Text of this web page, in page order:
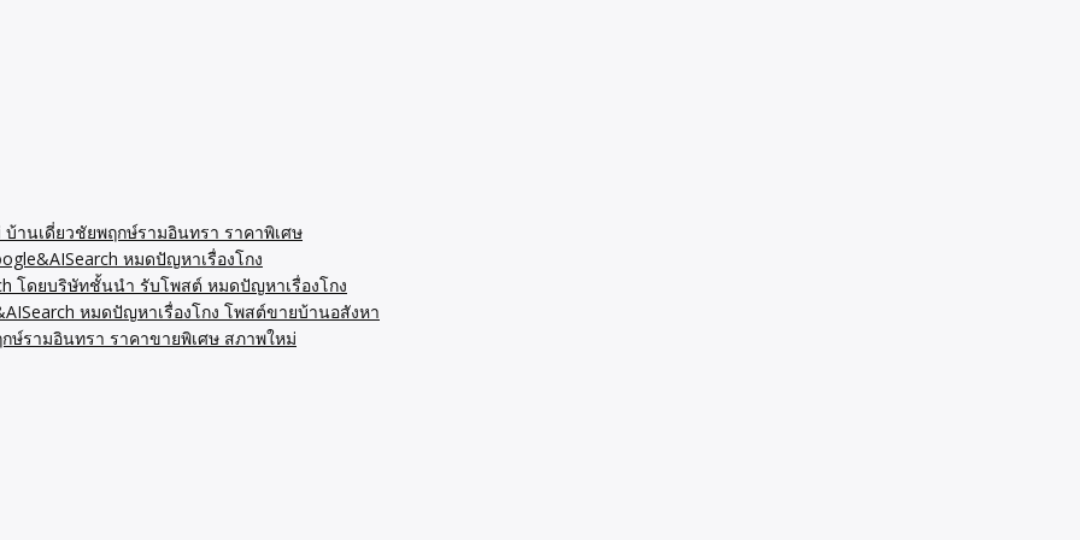
านเดี่ยวชัยพฤกษ์รามอินทรา ราคาพิเศษ
หมดปัญหาเรื่องโกง
โดยบริษัทชั้นนำ รับโพสต์ หมดปัญหาเรื่องโกง
หมดปัญหาเรื่องโกง โพสต์ขายบ้านอสังหา
ษ์รามอินทรา ราคาขายพิเศษ สภาพใหม่